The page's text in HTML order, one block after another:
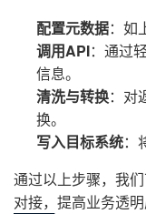
配置元数据：如
调用API：通过
信息。
清洗与转换：对
换。
写入目标系统：
通过以上步骤，我
对接，提高业务透明